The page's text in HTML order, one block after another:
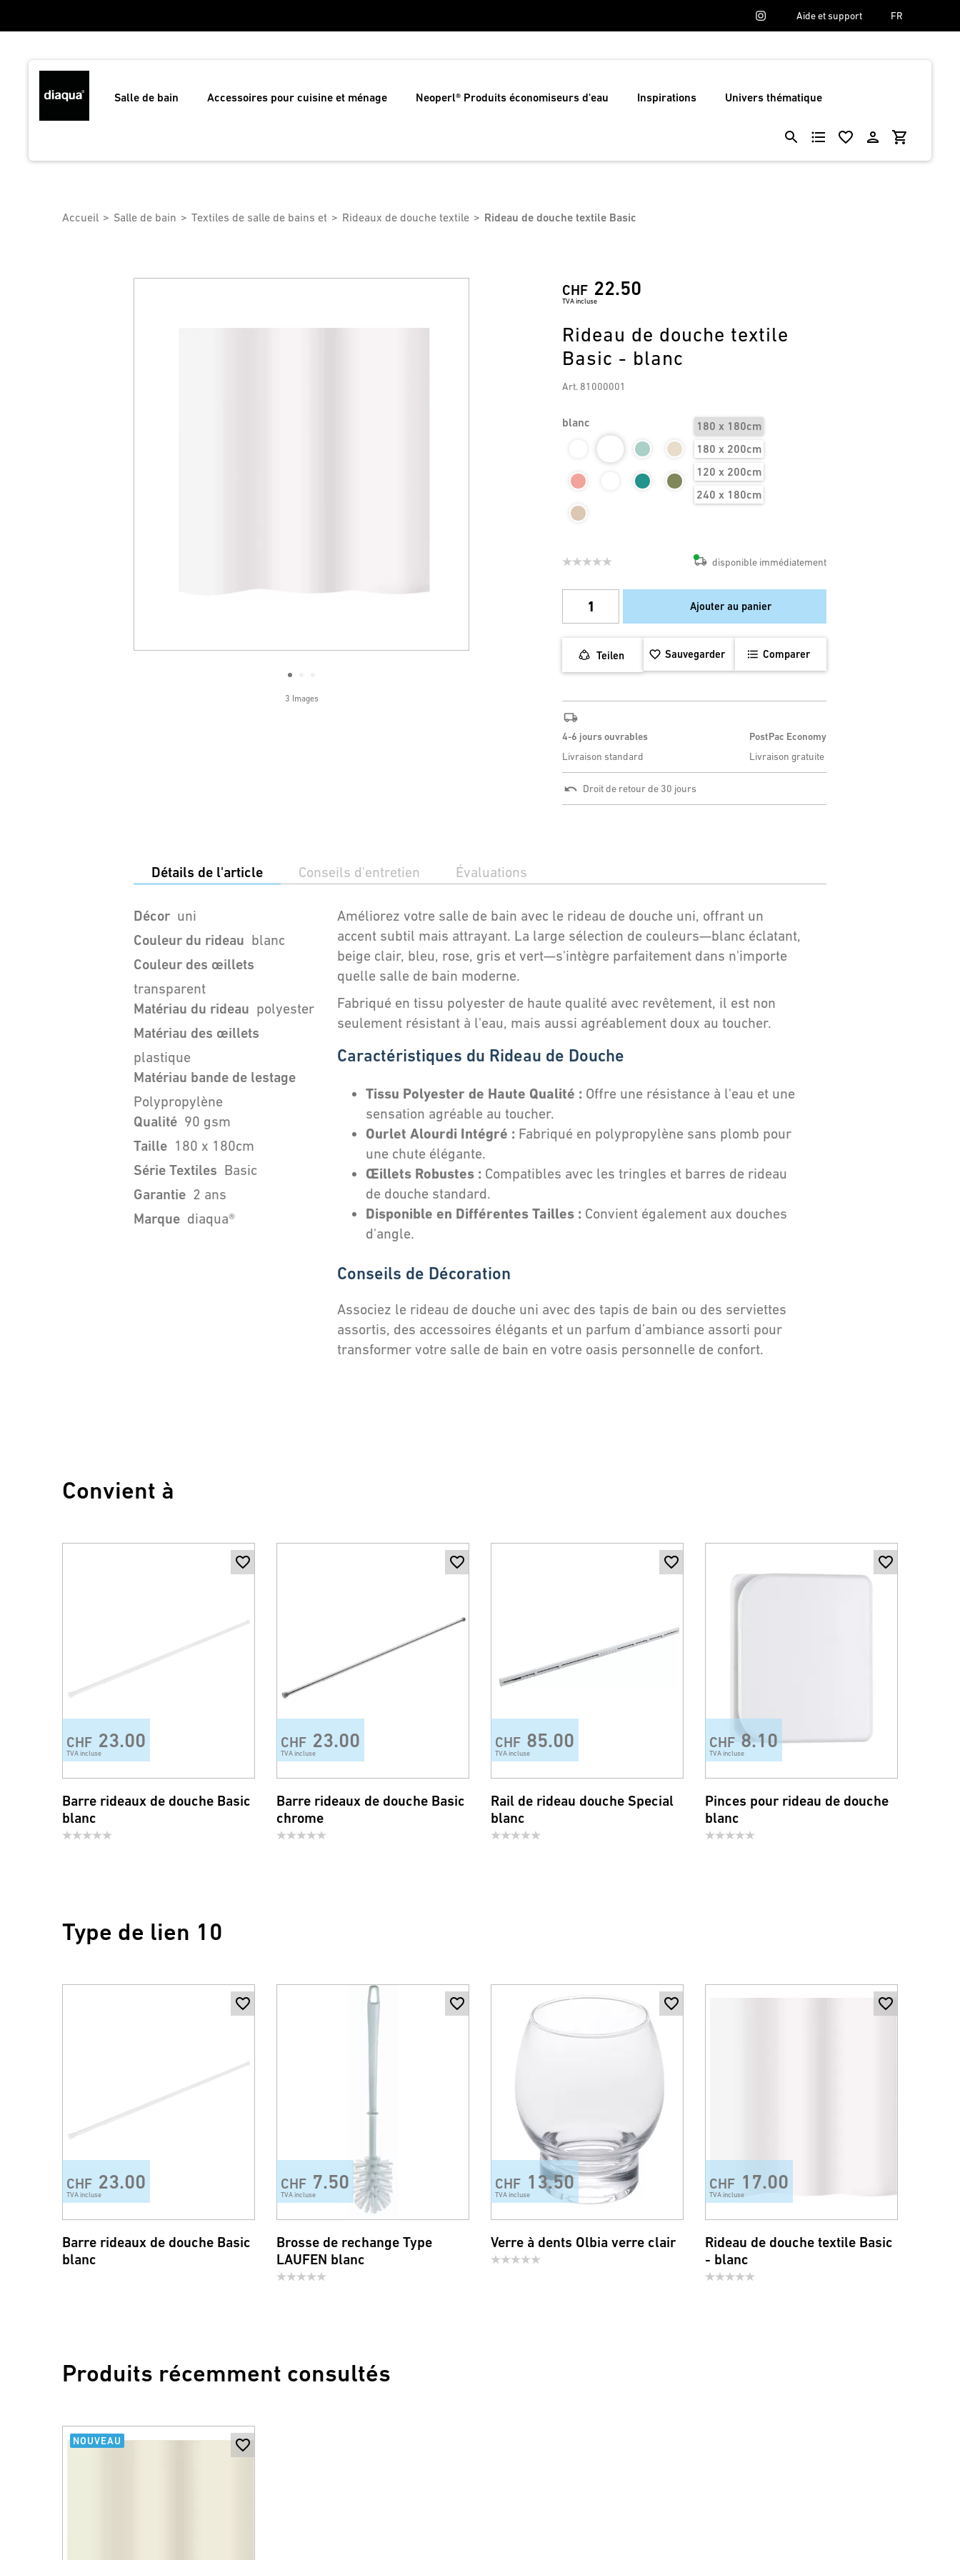
Aide et support FR
Salle de bain Accessoires pour cuisine et ménage Neoperl® Produits économiseurs d'eau Inspirations Univers thématique
Accueil Salle de bain Textiles de salle de bains et Rideaux de douche textile Rideau de douche textile Basic
3 Images
CHF 22.50
TVA incluse
Rideau de douche textile
Basic - blanc
Art. 81000001
blanc
180 x 180cm
180 x 200cm
120 x 200cm
240 x 180cm
disponible immédiatement
Ajouter au panier
Teilen Sauvegarder Comparer
4-6 jours ouvrables
Livraison standard
PostPac Economy
Livraison gratuite
Droit de retour de 30 jours
Détails de l'article Conseils d'entretien Évaluations
Décor uni
Couleur du rideau blanc
Couleur des œillets
transparent
Matériau du rideau polyester
Matériau des œillets
plastique
Matériau bande de lestage
Polypropylène
Qualité 90 gsm
Taille 180 x 180cm
Série Textiles Basic
Garantie 2 ans
Marque diaqua®
Améliorez votre salle de bain avec le rideau de douche uni, offrant un
accent subtil mais attrayant. La large sélection de couleurs—blanc éclatant,
beige clair, bleu, rose, gris et vert—s'intègre parfaitement dans n'importe
quelle salle de bain moderne.
Fabriqué en tissu polyester de haute qualité avec revêtement, il est non
seulement résistant à l'eau, mais aussi agréablement doux au toucher.
Caractéristiques du Rideau de Douche
Tissu Polyester de Haute Qualité : Offre une résistance à l'eau et une
sensation agréable au toucher.
Ourlet Alourdi Intégré : Fabriqué en polypropylène sans plomb pour
une chute élégante.
Œillets Robustes : Compatibles avec les tringles et barres de rideau
de douche standard.
Disponible en Différentes Tailles : Convient également aux douches
d'angle.
Conseils de Décoration
Associez le rideau de douche uni avec des tapis de bain ou des serviettes
assortis, des accessoires élégants et un parfum d’ambiance assorti pour
transformer votre salle de bain en votre oasis personnelle de confort.
Convient à
CHF 23.00
TVA incluse
Barre rideaux de douche Basic
blanc
CHF 23.00
TVA incluse
Barre rideaux de douche Basic
chrome
CHF 85.00
TVA incluse
Rail de rideau douche Special
blanc
CHF 8.10
TVA incluse
Pinces pour rideau de douche
blanc
Type de lien 10
CHF 23.00
TVA incluse
Barre rideaux de douche Basic
blanc
CHF 7.50
TVA incluse
Brosse de rechange Type
LAUFEN blanc
CHF 13.50
TVA incluse
Verre à dents Olbia verre clair
CHF 17.00
TVA incluse
Rideau de douche textile Basic
- blanc
Produits récemment consultés
NOUVEAU